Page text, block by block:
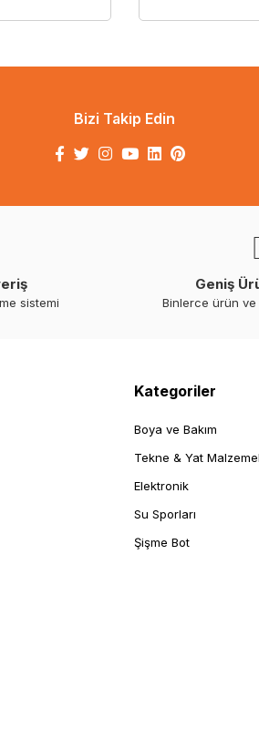
Bizi Takip Edin
sistemi
Geniş
Binlerce ürün
Kategoriler
Boya ve Bakım
Tekne & Yat
Elektronik
Su Sporları
Şişme Bot